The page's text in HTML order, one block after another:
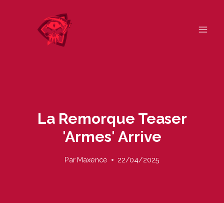
La Remorque Teaser
'armes' Arrive
Par Maxence 22/04/2025